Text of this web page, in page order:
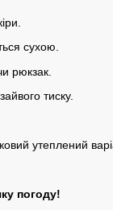
сухою.
рюкзак.
тиску.
утеплений
погоду!